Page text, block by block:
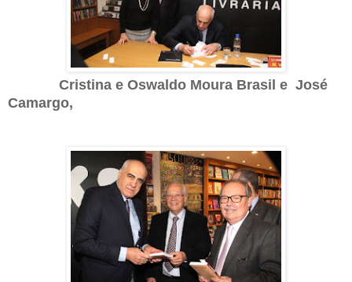
Cristina e Oswaldo Moura Brasil e José
Camargo,